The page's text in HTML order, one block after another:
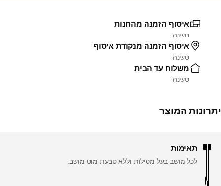
איסוף הזמנה מהחנות
טעינה
איסוף הזמנה מנקודת איסוף
טעינה
משלוח עד הבית
טעינה
יתרונות המוצר
תאימות
לכל מושב בעל מסילות וללא טבעת מוט מושב.